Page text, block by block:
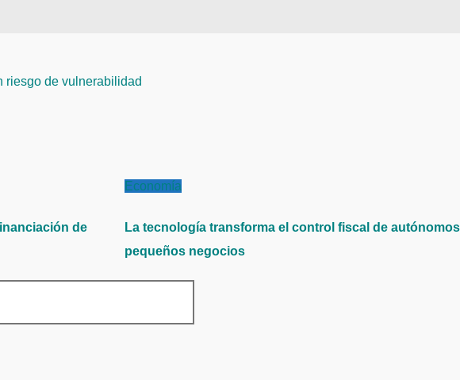
riesgo de vulnerabilidad
de
Economía
La tecnología transforma el control fiscal de
pequeños negocios